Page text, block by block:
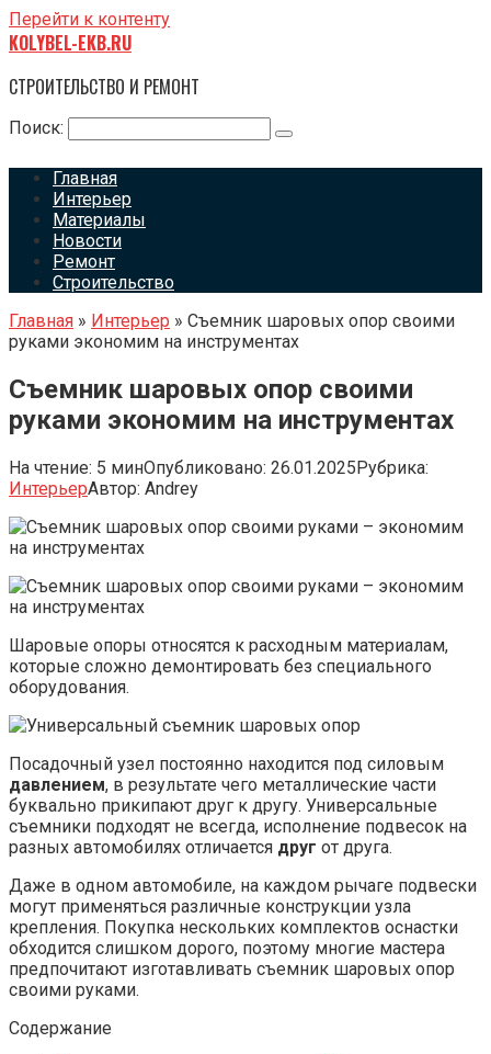
Перейти к контенту
KOLYBEL-EKB.RU
СТРОИТЕЛЬСТВО И РЕМОНТ
Поиск:
Главная
Интерьер
Материалы
Новости
Ремонт
Строительство
Главная » Интерьер » Съемник шаровых опор своими
руками экономим на инструментах
Съемник шаровых опор своими
руками экономим на инструментах
На чтение: 5 минОпубликовано: 26.01.2025Рубрика:
ИнтерьерАвтор: Andrey
Шаровые опоры относятся к расходным материалам,
которые сложно демонтировать без специального
оборудования.
Посадочный узел постоянно находится под силовым
давлением, в результате чего металлические части
буквально прикипают друг к другу. Универсальные
съемники подходят не всегда, исполнение подвесок на
разных автомобилях отличается друг от друга.
Даже в одном автомобиле, на каждом рычаге подвески
могут применяться различные конструкции узла
крепления. Покупка нескольких комплектов оснастки
обходится слишком дорого, поэтому многие мастера
предпочитают изготавливать съемник шаровых опор
своими руками.
Содержание